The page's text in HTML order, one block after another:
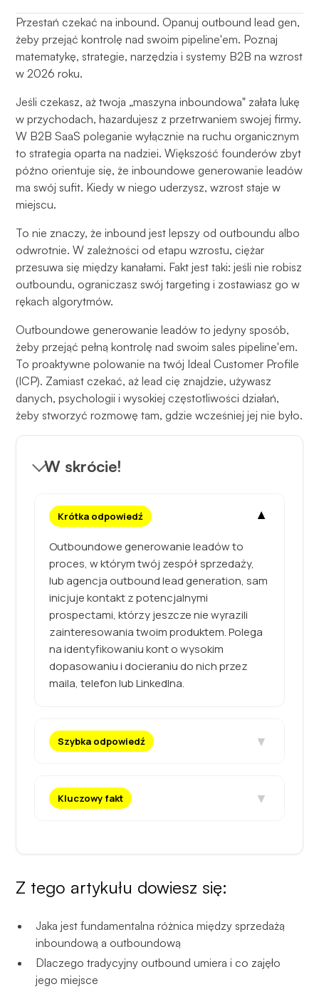
Heading 2
Przestań czekać na inbound. Opanuj outbound lead gen,
żeby przejąć kontrolę nad swoim pipeline'em. Poznaj
matematykę, strategie, narzędzia i systemy B2B na wzrost
w 2026 roku.
Jeśli czekasz, aż twoja „maszyna inboundowa" załata lukę
w przychodach, hazardujesz z przetrwaniem swojej firmy.
W B2B SaaS poleganie wyłącznie na ruchu organicznym
to strategia oparta na nadziei. Większość founderów zbyt
późno orientuje się, że inboundowe generowanie leadów
ma swój sufit. Kiedy w niego uderzysz, wzrost staje w
miejscu.
To nie znaczy, że inbound jest lepszy od outboundu albo
odwrotnie. W zależności od etapu wzrostu, ciężar
przesuwa się między kanałami. Fakt jest taki: jeśli nie robisz
outboundu, ograniczasz swój targeting i zostawiasz go w
rękach algorytmów.
Outboundowe generowanie leadów to jedyny sposób,
żeby przejąć pełną kontrolę nad swoim sales pipeline'em.
To proaktywne polowanie na twój Ideal Customer Profile
(ICP). Zamiast czekać, aż lead cię znajdzie, używasz
danych, psychologii i wysokiej częstotliwości działań,
żeby stworzyć rozmowę tam, gdzie wcześniej jej nie było.
W skrócie!
Krótka odpowiedź ▼
Outboundowe generowanie leadów to
proces, w którym twój zespół sprzedaży,
lub agencja outbound lead generation, sam
inicjuje kontakt z potencjalnymi
prospectami, którzy jeszcze nie wyrazili
zainteresowania twoim produktem. Polega
na identyfikowaniu kont o wysokim
dopasowaniu i docieraniu do nich przez
maila, telefon lub LinkedIna.
Szybka odpowiedź ▼
Kluczowy fakt ▼
Z tego artykułu dowiesz się:
Jaka jest fundamentalna różnica między sprzedażą
inboundową a outboundową
Dlaczego tradycyjny outbound umiera i co zajęło
jego miejsce